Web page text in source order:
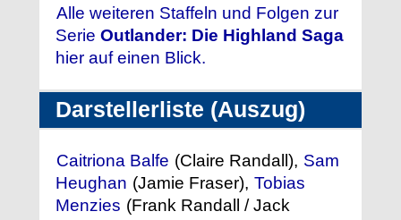
Alle weiteren Staffeln und Folgen zur
Serie Outlander: Die Highland Saga
hier auf einen Blick.
Darstellerliste (Auszug)
Caitriona Balfe (Claire Randall), Sam
Heughan (Jamie Fraser), Tobias
Menzies (Frank Randall / Jack